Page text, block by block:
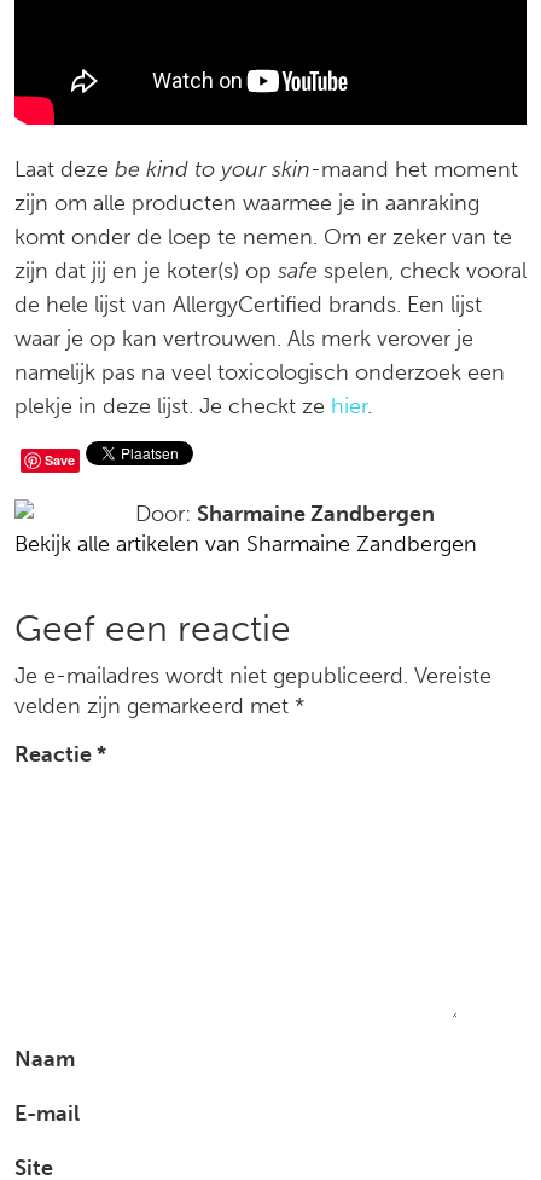
Laat deze be kind to your skin-maand het moment
zijn om alle producten waarmee je in aanraking
komt onder de loep te nemen. Om er zeker van te
zijn dat jij en je koter(s) op safe spelen, check vooral
de hele lijst van AllergyCertified brands. Een lijst
waar je op kan vertrouwen. Als merk verover je
namelijk pas na veel toxicologisch onderzoek een
plekje in deze lijst. Je checkt ze hier.
Deel
op
social
media
Save
Door: Sharmaine Zandbergen
Bekijk alle artikelen van Sharmaine Zandbergen
Reacties
Geef een reactie
Je e-mailadres wordt niet gepubliceerd. Vereiste
velden zijn gemarkeerd met *
Reactie*
Naam
E-mail
Site